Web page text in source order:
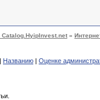
»
| Названию | Оценке